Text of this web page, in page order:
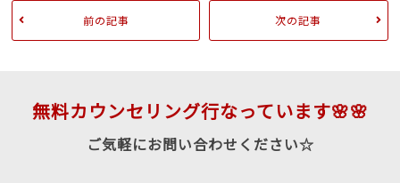
前の記事 次の記事
無料カウンセリング行なっています🌸🌸
ご気軽にお問い合わせください☆